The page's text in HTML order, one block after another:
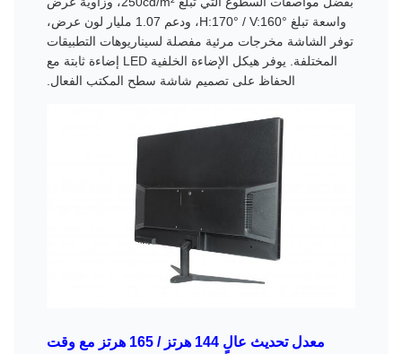
واسعة تبلغ H:170° / V:160°، ودعم 1.07 مليار لون عرض،
توفر الشاشة مخرجات مرئية مفصلة لسيناريوهات التطبيقات
المختلفة. يوفر هيكل الإضاءة الخلفية LED إضاءة ثابتة مع
الحفاظ على تصميم شاشة سطح المكتب الفعال.
معدل تحديث عالٍ 144 هرتز / 165 هرتز مع وقت